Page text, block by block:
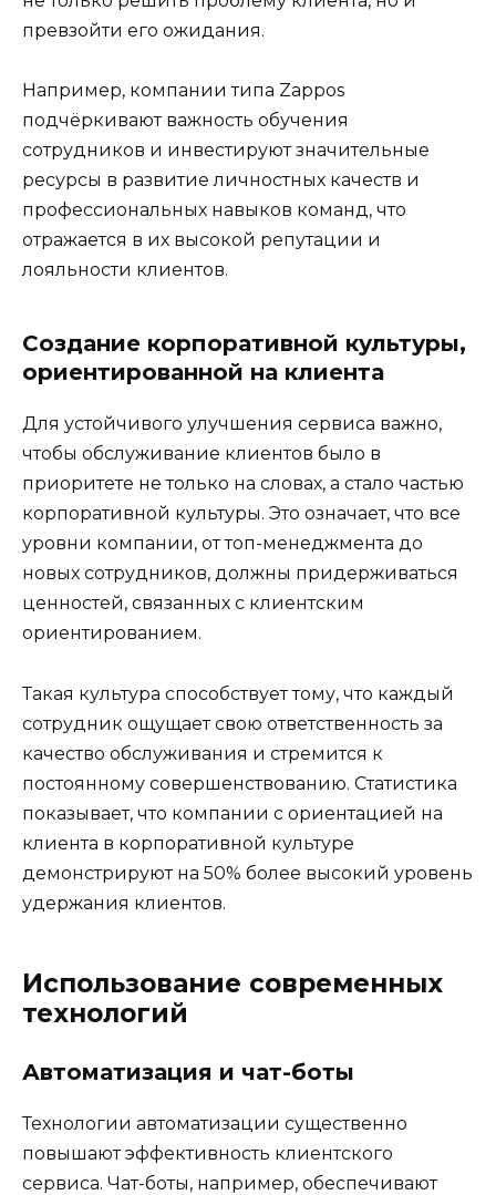
превзойти его ожидания.
Например, компании типа Zappos
подчёркивают важность обучения
сотрудников и инвестируют значительные
ресурсы в развитие личностных качеств и
профессиональных навыков команд, что
отражается в их высокой репутации и
лояльности клиентов.
Создание корпоративной культуры,
ориентированной на клиента
Для устойчивого улучшения сервиса важно,
чтобы обслуживание клиентов было в
приоритете не только на словах, а стало частью
корпоративной культуры. Это означает, что все
уровни компании, от топ-менеджмента до
новых сотрудников, должны придерживаться
ценностей, связанных с клиентским
ориентированием.
Такая культура способствует тому, что каждый
сотрудник ощущает свою ответственность за
качество обслуживания и стремится к
постоянному совершенствованию. Статистика
показывает, что компании с ориентацией на
клиента в корпоративной культуре
демонстрируют на 50% более высокий уровень
удержания клиентов.
Использование современных
технологий
Автоматизация и чат-боты
Технологии автоматизации существенно
повышают эффективность клиентского
сервиса. Чат-боты, например, обеспечивают